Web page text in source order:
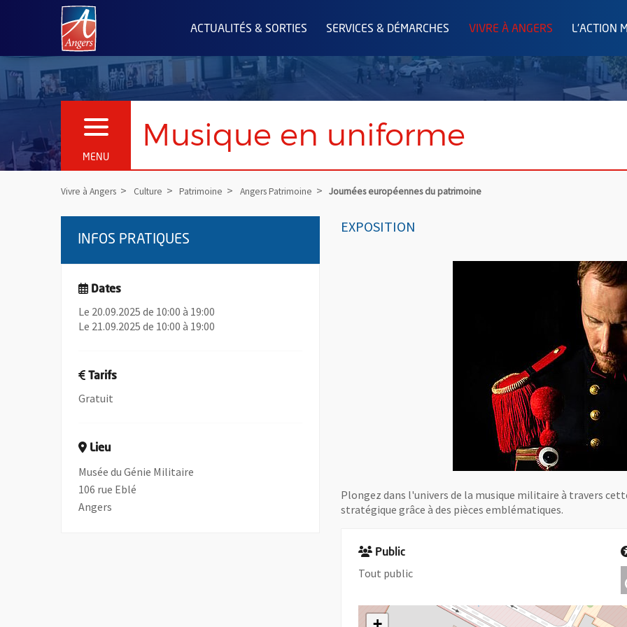
Angers.fr : Retour à l'accueil
ACTUALITÉS & SORTIES SERVICES & DÉMARCHES VIVRE À ANGERS L'ACTION
MENU
OUVRIR LE MENU Musique en uniforme
Vivre à Angers Culture Patrimoine Angers Patrimoine Journées européennes du patrimoine
EXPOSITION
Plongez dans l'univers de la musique militaire à travers
stratégique grâce à des pièces emblématiques.
Public
Tout public
INFOS PRATIQUES
Dates
Le 20.09.2025 de 10:00 à 19:00
Le 21.09.2025 de 10:00 à 19:00
Tarifs
Gratuit
Lieu
Musée du Génie Militaire
106 rue Eblé
Angers